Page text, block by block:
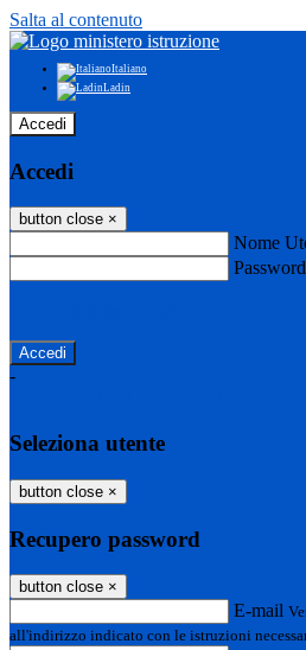
Salta al contenuto
Italiano
Ladin
Accedi
Accedi
button close ×
Nome
Password
-
Seleziona utente
button close ×
Recupero password
button close ×
E-mail
all'indirizzo indicato con le istruzioni